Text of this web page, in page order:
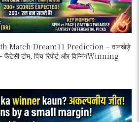
Match Dream11 Prediction – वानखेड़े
फैंटेसी टीम, पिच रिपोर्ट और विन्निंगWinning